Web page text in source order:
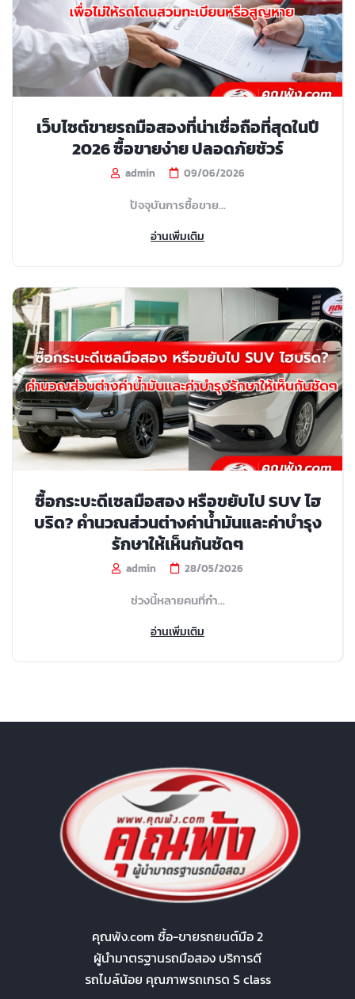
เว็บไซต์ขายรถมือสองที่น่าเชื่อถือที่สุดในปี
2026 ซื้อขายง่าย ปลอดภัยชัวร์
admin 09/06/2026
ปัจจุบันการซื้อขาย...
อ่านเพิ่มเติม
ซื้อกระบะดีเซลมือสอง หรือขยับไป SUV ไฮ
บริด? คำนวณส่วนต่างค่าน้ำมันและค่าบำรุง
รักษาให้เห็นกันชัดๆ
admin 28/05/2026
ช่วงนี้หลายคนที่กำ...
อ่านเพิ่มเติม
คุณพ้ง.com ซื้อ-ขายรถยนต์มือ 2
ผู้นำมาตรฐานรถมือสอง บริการดี
รถไมล์น้อย คุณภาพรถเกรด S class